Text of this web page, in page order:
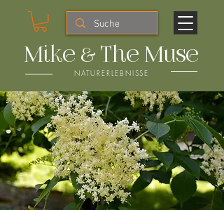
Mike & The Muse
NATURERLEBNISSE